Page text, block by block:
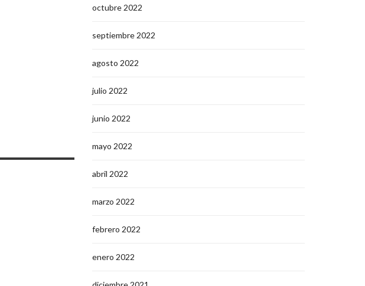
octubre 2022
septiembre 2022
agosto 2022
julio 2022
junio 2022
mayo 2022
abril 2022
marzo 2022
febrero 2022
enero 2022